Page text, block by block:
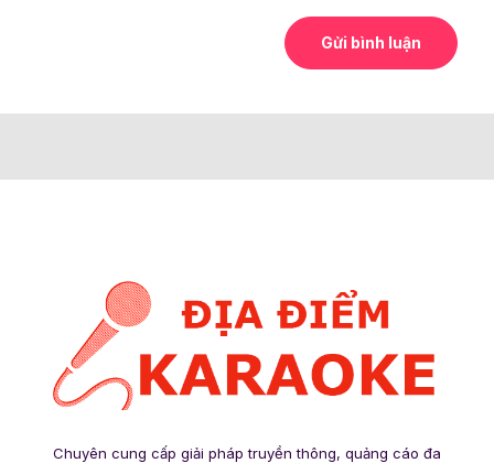
Chuyên cung cấp giải pháp truyền thông, quảng cáo đa